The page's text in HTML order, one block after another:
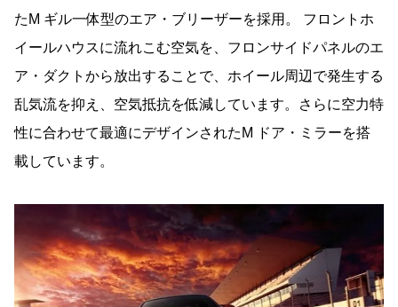
たM ギル一体型のエア・ブリーザーを採用。 フロントホ
イールハウスに流れこむ空気を、フロンサイドパネルのエ
ア・ダクトから放出することで、ホイール周辺で発生する
乱気流を抑え、空気抵抗を低減しています。さらに空力特
性に合わせて最適にデザインされたM ドア・ミラーを搭
載しています。